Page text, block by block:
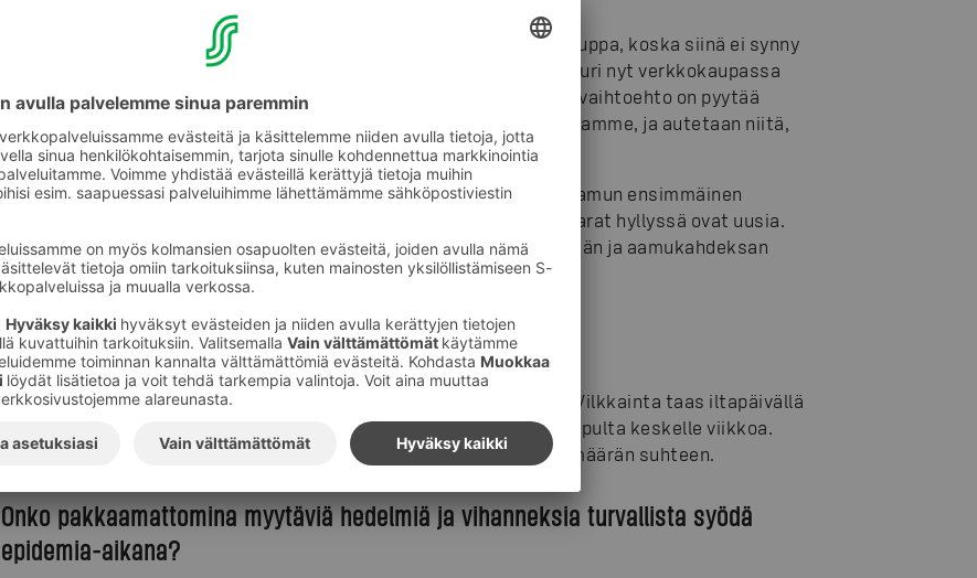
Fiksuin ratkaisu riskiryhmäläisille on ehdottomasti ruoan verkkokauppa, koska siinä ei synny
kontaktia toisten ihmisten kanssa ja tartuntariski minimoidaan. Juuri nyt verkkokaupassa
on ruuhkaa, joten tilaus kannattaa tehdä hyvissä ajoin. Toinen hyvä vaihtoehto on pyytää
apua ystäviltä, sukulaisilta tai naapureilta – pidetään huolta toisistamme, ja autetaan niitä,
jotka avun tarpeessa ovat.
Jos kauppareissulle kuitenkin on pakko lähteä itse, paras aika on aamun ensimmäinen
aukiolotunti, sillä silloin ilmassa on vähiten taudinaiheuttajia ja tavarat hyllyssä ovat uusia.
Ympärivuorokautisesti auki olevissa myymälöissä tunnit iltayhdeksän ja aamukahdeksan
välillä ovat rauhallisia.
Milloin kaupassa on hiljaisinta?
Hiljaisinta myymälöissä on iltayhdeksän ja aamukahdeksan välillä. Vilkkainta taas iltapäivällä
neljän jälkeen. Osa asiakkaista näyttää siirtäneen asiointia viikonlopulta keskelle viikkoa.
Viikonlopun päivät ovat siis olleet aiempaa rauhallisempia asiakasmäärän suhteen.
Onko pakkaamattomina myytäviä hedelmiä ja vihanneksia turvallista syödä
epidemia-aikana?